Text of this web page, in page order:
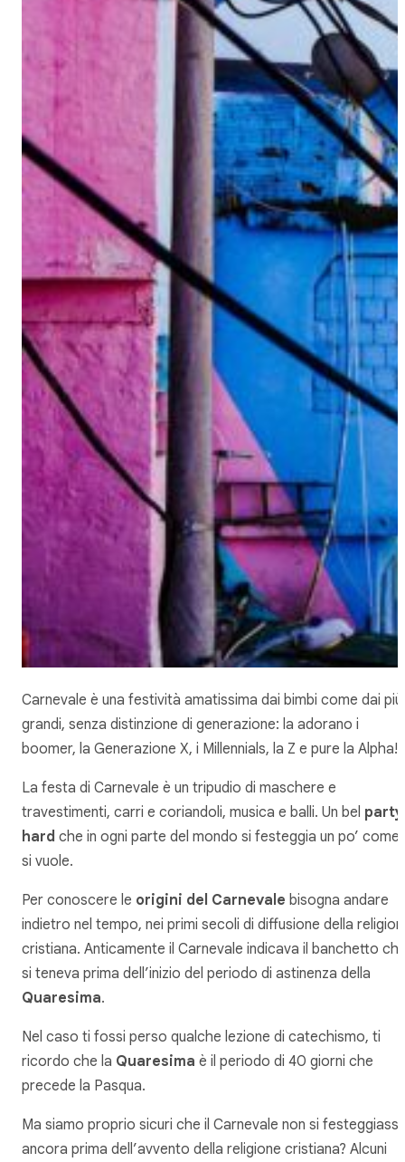
Carnevale è una festività amatissima dai bimbi come dai più
grandi, senza distinzione di generazione: la adorano i
boomer, la Generazione X, i Millennials, la Z e pure la Alpha!
La festa di Carnevale è un tripudio di maschere e
travestimenti, carri e coriandoli, musica e balli. Un bel party
hard che in ogni parte del mondo si festeggia un po’ come
si vuole.
Per conoscere le origini del Carnevale bisogna andare
indietro nel tempo, nei primi secoli di diffusione della
cristiana. Anticamente il Carnevale indicava il banchetto
si teneva prima dell’inizio del periodo di astinenza della
Quaresima.
Nel caso ti fossi perso qualche lezione di catechismo, ti
ricordo che la Quaresima è il periodo di 40 giorni che
precede la Pasqua.
Ma siamo proprio sicuri che il Carnevale non si
ancora prima dell’avvento della religione cristiana? Alcuni